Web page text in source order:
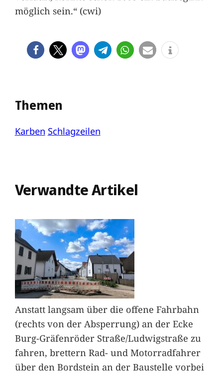
möglich sein.“ (cwi)
Themen
Karben Schlagzeilen
Verwandte Artikel
Anstatt langsam über die offene Fahrbahn
(rechts von der Absperrung) an der Ecke
Burg-Gräfenröder Straße/Ludwigstraße zu
fahren, brettern Rad- und Motorradfahrer
über den Bordstein an der Baustelle vorbei